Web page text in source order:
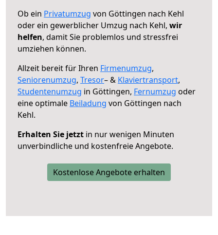
Ob ein Privatumzug von Göttingen nach Kehl
oder ein gewerblicher Umzug nach Kehl, wir
helfen, damit Sie problemlos und stressfrei
umziehen können.
Allzeit bereit für Ihren Firmenumzug,
Seniorenumzug, Tresor– & Klaviertransport,
Studentenumzug in Göttingen, Fernumzug oder
eine optimale Beiladung von Göttingen nach
Kehl.
Erhalten Sie jetzt in nur wenigen Minuten
unverbindliche und kostenfreie Angebote.
Kostenlose Angebote erhalten